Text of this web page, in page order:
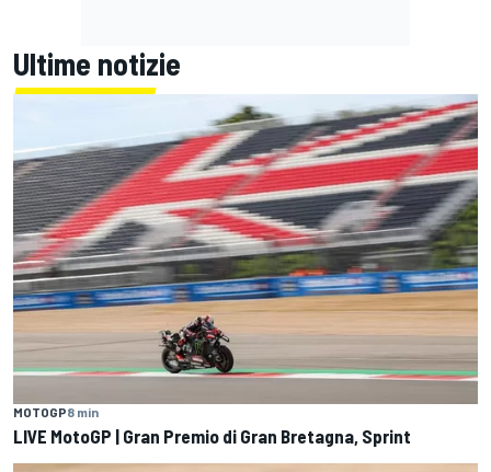
Ultime notizie
MOTOGP8 min
LIVE MotoGP | Gran Premio di Gran Bretagna, Sprint